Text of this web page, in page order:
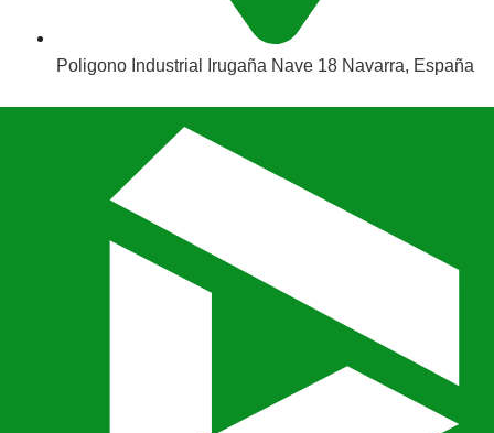
Poligono Industrial Irugaña Nave 18 Navarra, España